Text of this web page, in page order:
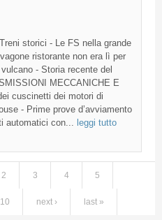
storici - Le FS nella grande
ristorante non era lì per
- Storia recente del
MECCANICHE E
cuscinetti dei motori di
- Prime prove d’avviamento
automatici con...
leggi tutto
2 3 4 5
10 next › last »